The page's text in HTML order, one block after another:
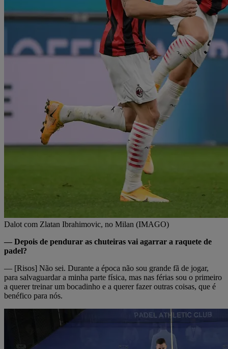
Dalot com Zlatan Ibrahimovic, no Milan (IMAGO)
— Depois de pendurar as chuteiras vai agarrar a raquete de
padel?
— [Risos] Não sei. Durante a época não sou grande fã de jogar,
para salvaguardar a minha parte física, mas nas férias sou o primeiro
a querer treinar um bocadinho e a querer fazer outras coisas, que é
benéfico para nós.